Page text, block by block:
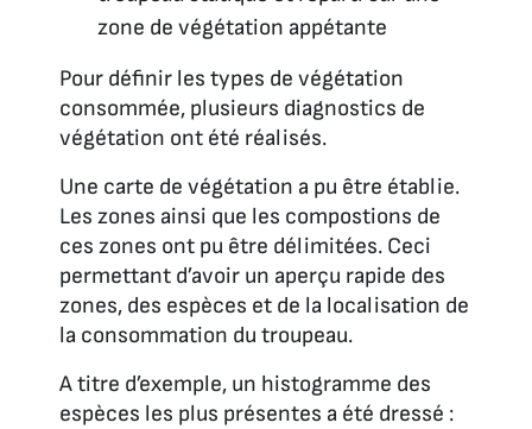
zone de végétation appétante
Pour définir les types de végétation
consommée, plusieurs diagnostics de
végétation ont été réalisés.
Une carte de végétation a pu être établie.
Les zones ainsi que les compostions de
ces zones ont pu être délimitées. Ceci
permettant d’avoir un aperçu rapide des
zones, des espèces et de la localisation de
la consommation du troupeau.
A titre d’exemple, un histogramme des
espèces les plus présentes a été dressé :